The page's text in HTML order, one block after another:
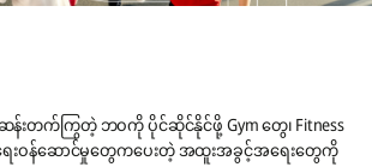
ဆန်းတက်ကြွတဲ့ ဘဝကို ပိုင်ဆိုင်နိုင်ဖို့ Gym တွေ၊ Fitness
ရေးဝန်ဆောင်မှုတွေကပေးတဲ့ အထူးအခွင့်အရေးတွေကို